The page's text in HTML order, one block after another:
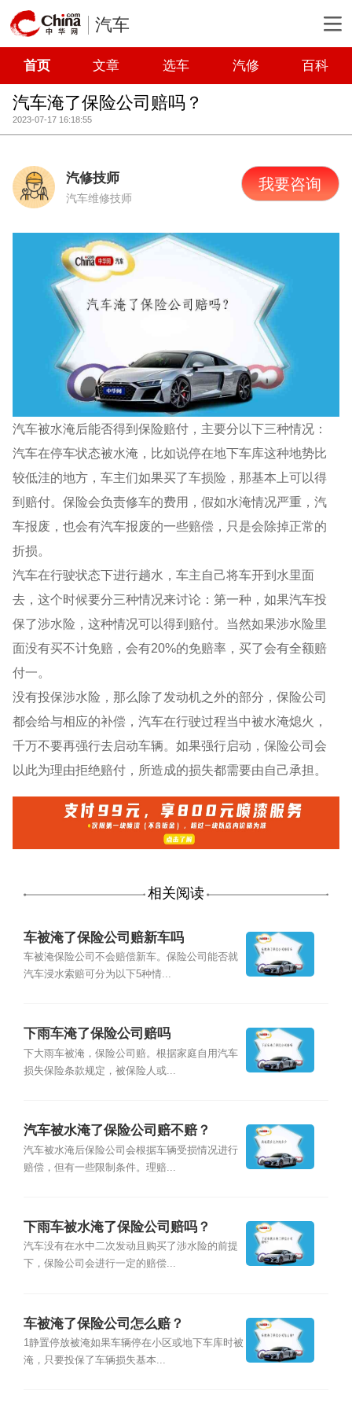
汽车
首页 文章 选车 汽修 百科
汽车淹了保险公司赔吗？
2023-07-17 16:18:55
汽修技师
汽车维修技师
我要咨询
汽车被水淹后能否得到保险赔付，主要分以下三种情况：
汽车在停车状态被水淹，比如说停在地下车库这种地势比
较低洼的地方，车主们如果买了车损险，那基本上可以得
到赔付。保险会负责修车的费用，假如水淹情况严重，汽
车报废，也会有汽车报废的一些赔偿，只是会除掉正常的
折损。
汽车在行驶状态下进行趟水，车主自己将车开到水里面
去，这个时候要分三种情况来讨论：第一种，如果汽车投
保了涉水险，这种情况可以得到赔付。当然如果涉水险里
面没有买不计免赔，会有20%的免赔率，买了会有全额赔
付一。
没有投保涉水险，那么除了发动机之外的部分，保险公司
都会给与相应的补偿，汽车在行驶过程当中被水淹熄火，
千万不要再强行去启动车辆。如果强行启动，保险公司会
以此为理由拒绝赔付，所造成的损失都需要由自己承担。
相关阅读
车被淹了保险公司赔新车吗
车被淹保险公司不会赔偿新车。保险公司能否就
汽车浸水索赔可分为以下5种情...
下雨车淹了保险公司赔吗
下大雨车被淹，保险公司赔。根据家庭自用汽车
损失保险条款规定，被保险人或...
汽车被水淹了保险公司赔不赔？
汽车被水淹后保险公司会根据车辆受损情况进行
赔偿，但有一些限制条件。理赔...
下雨车被水淹了保险公司赔吗？
汽车没有在水中二次发动且购买了涉水险的前提
下，保险公司会进行一定的赔偿...
车被淹了保险公司怎么赔？
1静置停放被淹如果车辆停在小区或地下车库时被
淹，只要投保了车辆损失基本...